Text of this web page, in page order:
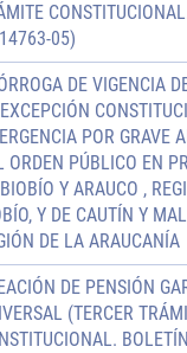
05)
DE VIGENCIA
POR GRAVE
ORDEN PÚBLICO EN
Y ARAUCO ,
Y DE CAUTÍN Y
DE LA ARAUCANÍA
DE PENSIÓN
(TERCER